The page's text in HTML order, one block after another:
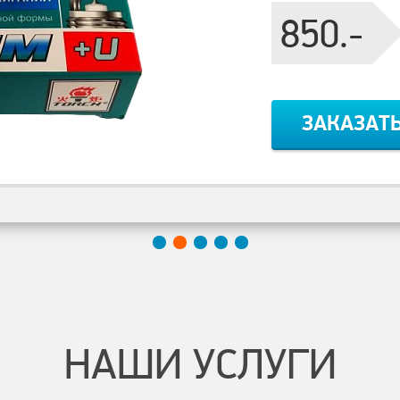
850.-
НАШИ УСЛУГИ